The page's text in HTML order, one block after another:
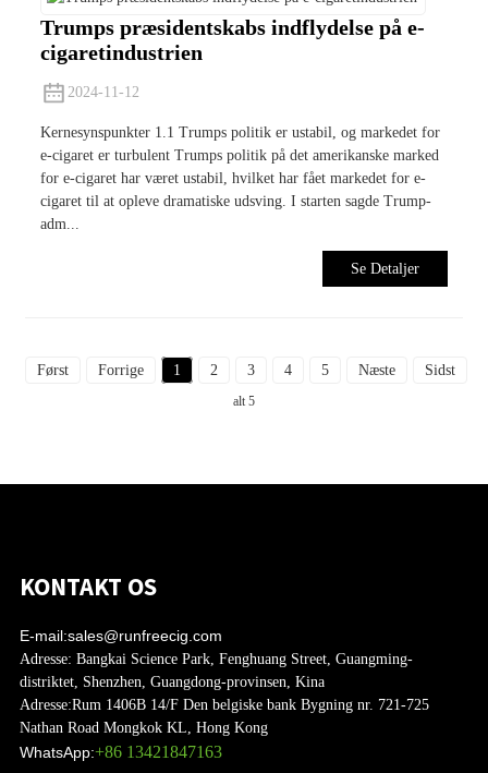
Trumps præsidentskabs indflydelse på e-
cigaretindustrien
2024-11-12
Kernesynspunkter 1.1 Trumps politik er ustabil, og markedet for
e-cigaret er turbulent Trumps politik på det amerikanske marked
for e-cigaret har været ustabil, hvilket har fået markedet for e-
cigaret til at opleve dramatiske udsving. I starten sagde Trump-
adm...
Se Detaljer
Først Forrige 1 2 3 4 5 Næste Sidst
alt 5
KONTAKT OS
E-mail:sales@runfreecig.com
Adresse: Bangkai Science Park, Fenghuang Street, Guangming-
distriktet, Shenzhen, Guangdong-provinsen, Kina
Adresse:Rum 1406B 14/F Den belgiske bank Bygning nr. 721-725
Nathan Road Mongkok KL, Hong Kong
WhatsApp:+86 13421847163